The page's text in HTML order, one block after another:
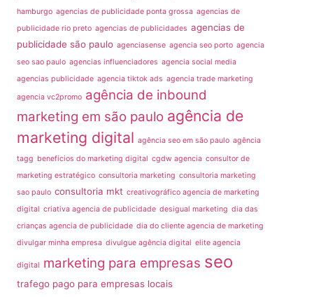
hamburgo agencias de publicidade ponta grossa agencias de
publicidade rio preto agencias de publicidades agencias de
publicidade são paulo agenciasense agencia seo porto agencia
seo sao paulo agencias influenciadores agencia social media
agencias publicidade agencia tiktok ads agencia trade marketing
agencia vc2promo agência de inbound
marketing em são paulo agência de
marketing digital agência seo em são paulo agência
tagg benefícios do marketing digital cgdw agencia consultor de
marketing estratégico consultoria marketing consultoria marketing
sao paulo consultoria mkt creativográfico agencia de marketing
digital criativa agencia de publicidade desigual marketing dia das
crianças agencia de publicidade dia do cliente agencia de marketing
divulgar minha empresa divulgue agência digital elite agencia
digital marketing para empresas seo
trafego pago para empresas locais